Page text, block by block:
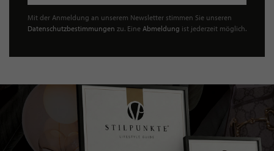
Mit der Anmeldung an unserem Newsletter stimmen Sie unseren
Datenschutzbestimmungen zu. Eine Abmeldung ist jederzeit möglich.